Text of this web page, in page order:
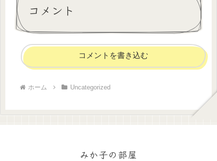
コメント
コメントを書き込む
ホーム Uncategorized
みか子の部屋